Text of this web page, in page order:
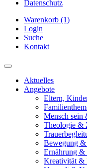
Datenschutz
Warenkorb (1)
Login
Suche
Kontakt
Aktuelles
Angebote
Eltern,
Mensch sein
Theologie &
Bewegung &
Ernährung &
Kreativität &